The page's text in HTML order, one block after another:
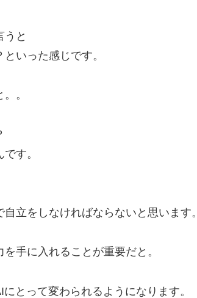
うと
いった感じです。
。
す。
立をしなければならないと思います。
手に入れることが重要だと。
とって変わられるようになります。